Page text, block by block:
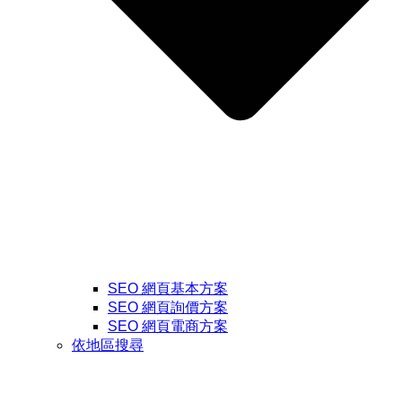
SEO 網頁基本方案
SEO 網頁詢價方案
SEO 網頁電商方案
依地區搜尋